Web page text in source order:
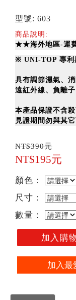
型號: 603
商品說明:
★★海外地區-運
※ UNI-TOP 專利
具有調節濕氣、
遠紅外線、負離
本產品保證不含
見證期間勿與其
NT$390元
NT$195元
顏色：
尺寸：
數量：
加入購
加入最